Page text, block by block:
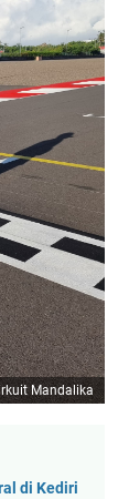
Mandalika
di Kediri